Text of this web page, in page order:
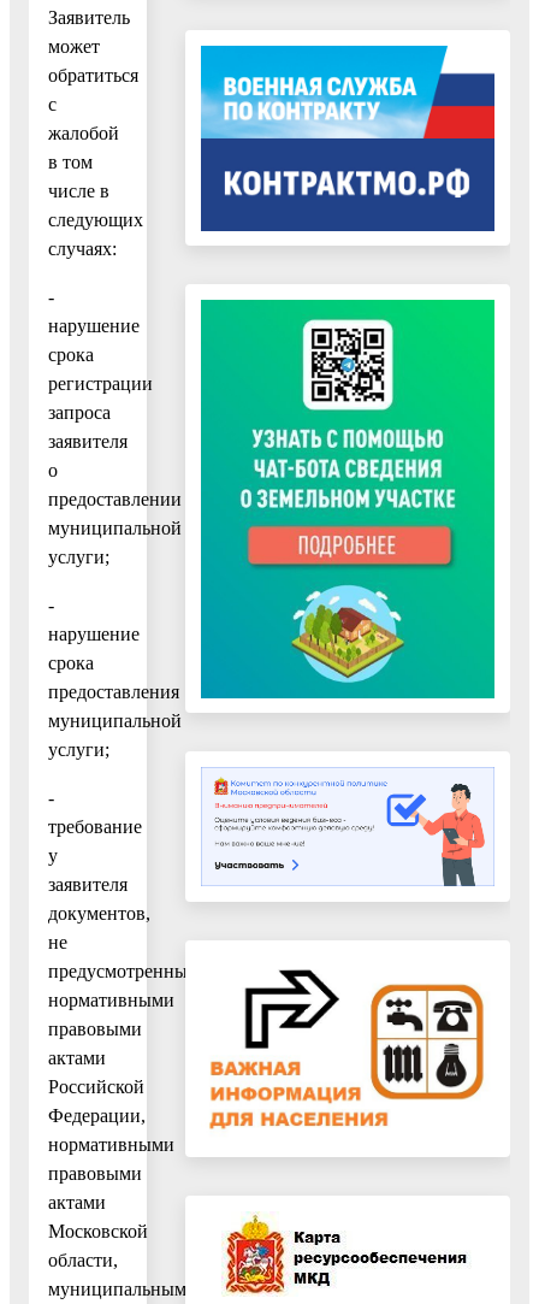
Заявитель
может
обратиться
с
жалобой
в том
числе в
следующих
случаях:
-
нарушение
срока
регистрации
запроса
заявителя
о
предоставлении
муниципальной
услуги;
-
нарушение
срока
предоставления
муниципальной
услуги;
-
требование
у
заявителя
документов,
не
предусмотренных
нормативными
правовыми
актами
Российской
Федерации,
нормативными
правовыми
актами
Московской
области,
муниципальными